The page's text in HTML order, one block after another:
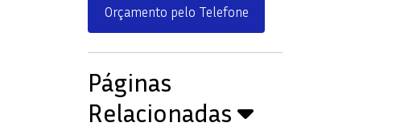
Orçamento pelo Telefone
Páginas
Relacionadas